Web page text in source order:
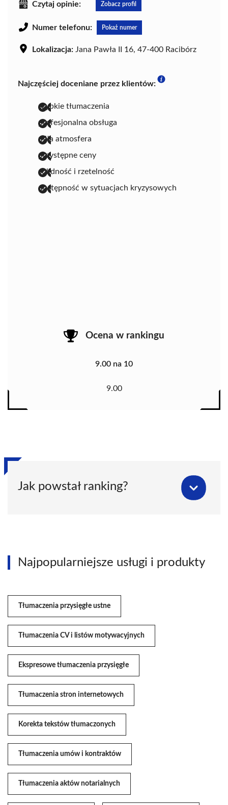
Czytaj opinie: Zobacz profil
Numer telefonu: Pokaż numer
Lokalizacja: Jana Pawła II 16, 47-400 Racibórz
Najczęściej doceniane przez klientów:
szybkie tłumaczenia
profesjonalna obsługa
miła atmosfera
przystępne ceny
solidność i rzetelność
dostępność w sytuacjach kryzysowych
Ocena w rankingu
9.00 na 10
9.00
Jak powstał ranking?
Najpopularniejsze usługi i produkty
Tłumaczenia przysięgłe ustne
Tłumaczenia CV i listów motywacyjnych
Ekspresowe tłumaczenia przysięgłe
Tłumaczenia stron internetowych
Korekta tekstów tłumaczonych
Tłumaczenia umów i kontraktów
Tłumaczenia aktów notarialnych